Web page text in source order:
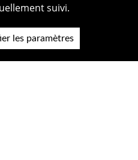
suivi.
les paramètres